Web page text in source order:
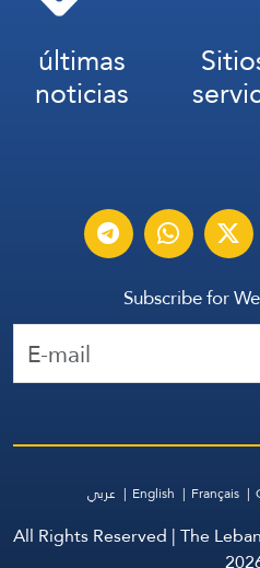
últimas
noticias
Subscribe for
عربي English Français
All Rights Reserved | The